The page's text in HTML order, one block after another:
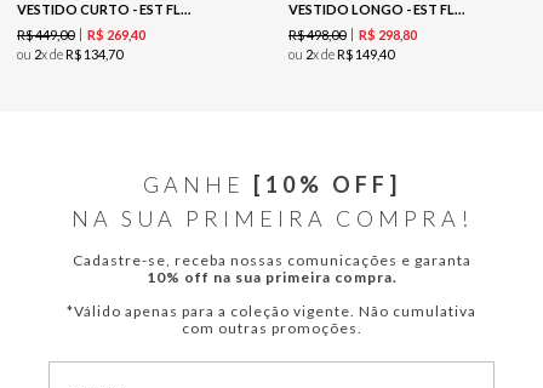
VESTIDO CURTO - EST FLOWER POWER
R$449,00 R$ 26940
ou 2x deR$ 13470
VESTIDO LONGO - EST FLORAL FOLK
R$498,00 R$ 29880
ou 2x deR$ 14940
GANHE
[10% OFF]
NA SUA PRIMEIRA COMPRA!
Cadastre-se, receba nossas comunicações e garanta
10% off na sua primeira compra.
*Válido apenas para a coleção vigente. Não cumulativa
com outras promoções.